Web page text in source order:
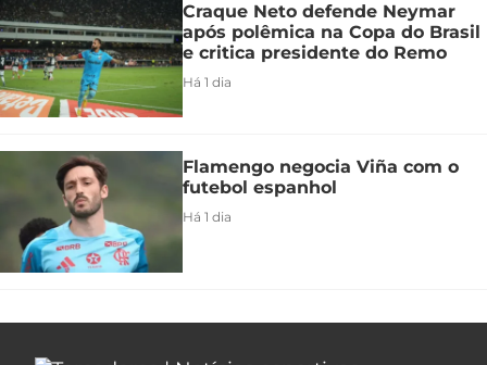
Craque Neto defende Neymar
após polêmica na Copa do Brasil
e critica presidente do Remo
Há 1 dia
Flamengo negocia Viña com o
futebol espanhol
Há 1 dia